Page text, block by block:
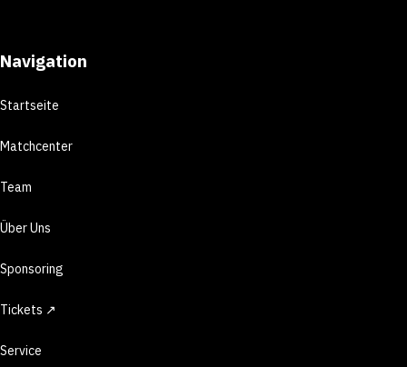
Navigation
Startseite
Matchcenter
Team
Über Uns
Sponsoring
Tickets ↗
Service